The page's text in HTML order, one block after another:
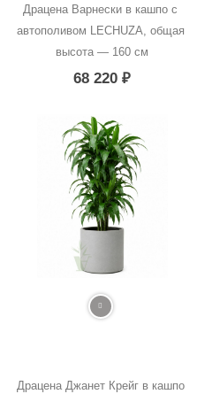
Драцена Варнески в кашпо с
автополивом LECHUZA, общая
высота — 160 см
68 220₽
Драцена Джанет Крейг в кашпо